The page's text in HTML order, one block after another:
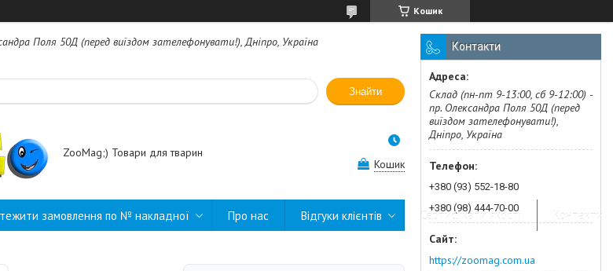
Кошик
Поля 50Д (перед виїздом зателефонувати!), Дніпро, Україна
Знайти
ZooMag;) Товари для тварин
Кошик
замовлення по № накладної Про нас Відгуки клієнтів Сертифікати якості Контакти
Контакти
Склад (пн-пт 9-13:00, сб 9-12:00) -
пр. Олександра Поля 50Д (перед
виїздом зателефонувати!),
Дніпро, Україна
+380 (93) 552-18-80
+380 (98) 444-70-00
https://zoomag.com.ua